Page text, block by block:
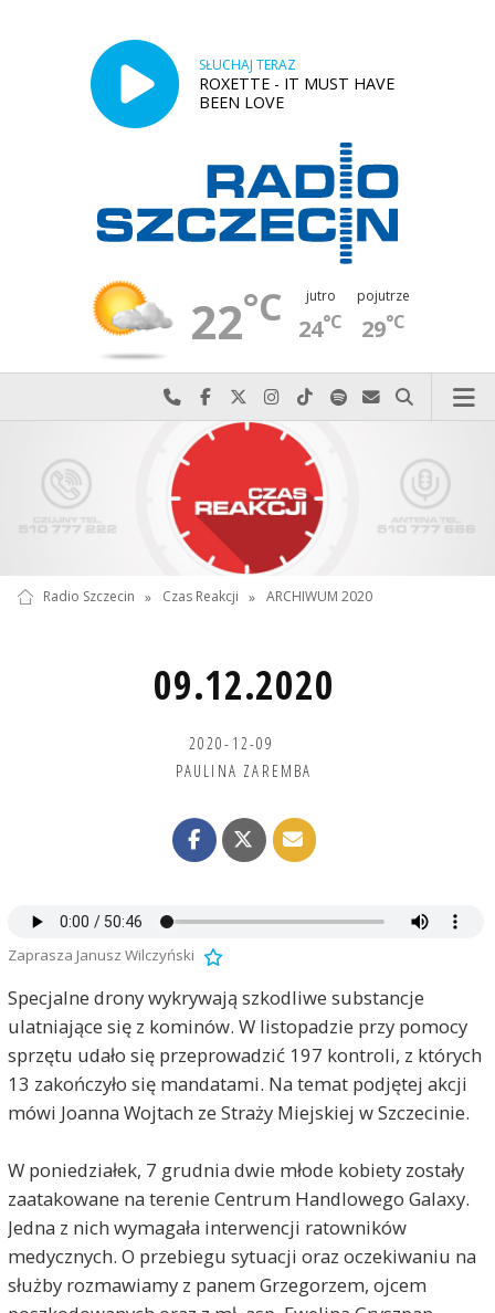
SŁUCHAJ TERAZ
ROXETTE - IT MUST HAVE
BEEN LOVE
22°C jutro
24°C
pojutrze
29°C
Najlepiej po prostu do nas zadzwoń
Odwiedź nas na Facebook-u
Odwiedź nas na X
Odwiedź nas na Instagram-ie
Odwiedź nas na TikTok-u
Szukaj nas na Spotify
Wyślij do nas
Szukaj
Radio Szczecin » Czas Reakcji » ARCHIWUM 2020
09.12.2020
2020-12-09
PAULINA ZAREMBA
Zaprasza Janusz Wilczyński
Specjalne drony wykrywają szkodliwe substancje
ulatniające się z kominów. W listopadzie przy pomocy
sprzętu udało się przeprowadzić 197 kontroli, z których
13 zakończyło się mandatami. Na temat podjętej akcji
mówi Joanna Wojtach ze Straży Miejskiej w Szczecinie.
W poniedziałek, 7 grudnia dwie młode kobiety zostały
zaatakowane na terenie Centrum Handlowego Galaxy.
Jedna z nich wymagała interwencji ratowników
medycznych. O przebiegu sytuacji oraz oczekiwaniu na
służby rozmawiamy z panem Grzegorzem, ojcem